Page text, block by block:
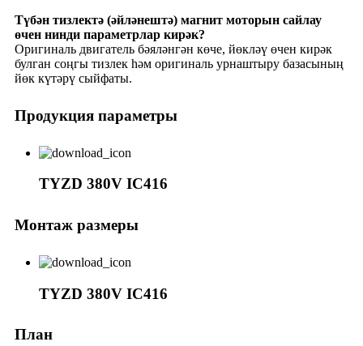
Түбән тизлектә (әйләнештә) магнит моторын сайлау
өчен нинди параметрлар кирәк?
Оригиналь двигатель бәяләнгән көче, йөкләү өчен кирәк
булган соңгы тизлек һәм оригиналь урнаштыру базасының
йөк күтәрү сыйфаты.
Продукция параметры
TYZD 380V IC416
Монтаж размеры
TYZD 380V IC416
План